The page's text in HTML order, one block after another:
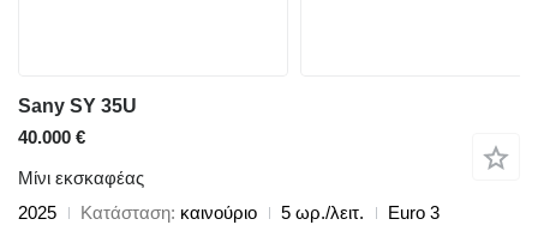
Sany SY 35U
40.000 €
Μίνι εκσκαφέας
2025
Κατάσταση καινούριο 5 ωρ./λειτ.
Euro 3